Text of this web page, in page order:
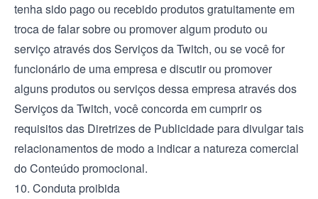
tenha sido pago ou recebido produtos gratuitamente em
troca de falar sobre ou promover algum produto ou
serviço através dos Serviços da Twitch, ou se você for
funcionário de uma empresa e discutir ou promover
alguns produtos ou serviços dessa empresa através dos
Serviços da Twitch, você concorda em cumprir os
requisitos das Diretrizes de Publicidade para divulgar tais
relacionamentos de modo a indicar a natureza comercial
do Conteúdo promocional.
10. Conduta proibida